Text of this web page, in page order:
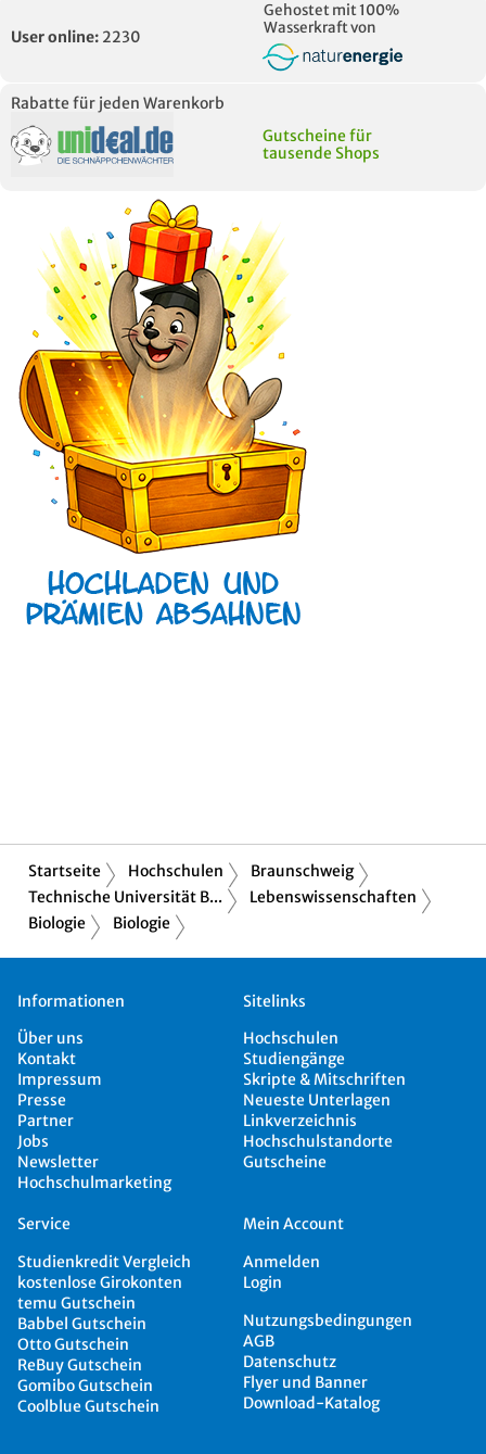
User online: 2230
Gehostet mit 100%
Wasserkraft von
Rabatte für jeden Warenkorb
Gutscheine für
tausende Shops
Startseite Hochschulen
Braunschweig
Technische Universität B...
Lebenswissenschaften
Biologie
Biologie
Informationen
Über uns
Kontakt
Impressum
Presse
Partner
Jobs
Newsletter
Hochschulmarketing
Sitelinks
Hochschulen
Studiengänge
Skripte & Mitschriften
Neueste Unterlagen
Linkverzeichnis
Hochschulstandorte
Gutscheine
Service
Studienkredit Vergleich
kostenlose Girokonten
temu Gutschein
Babbel Gutschein
Otto Gutschein
ReBuy Gutschein
Gomibo Gutschein
Coolblue Gutschein
Mein Account
Anmelden
Login
Nutzungsbedingungen
AGB
Datenschutz
Flyer und Banner
Download-Katalog